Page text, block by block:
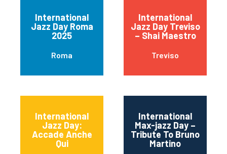
International
Jazz Day Roma
2025
Roma
International
Jazz Day Treviso
– Shai Maestro
Treviso
International
Jazz Day:
Accade Anche
Qui
International
Max-jazz Day –
Tribute To Bruno
Martino